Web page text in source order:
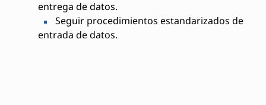
entrega de datos.
Seguir procedimientos estandarizados de
entrada de datos.